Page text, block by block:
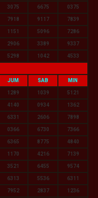
3075 6675 0375
7918 9117 7839
1151 5096 7286
2906 3389 9337
5298 1042 4533
JUM SAB MIN
1289 1039 5121
4140 0934 1362
6331 2606 7898
0366 6730 7366
6365 8775 4840
1170 4216 7139
3521 6455 9574
6313 5536 6311
7952 2837 1236